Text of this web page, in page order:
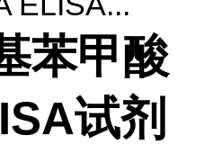
苯甲酸
试剂